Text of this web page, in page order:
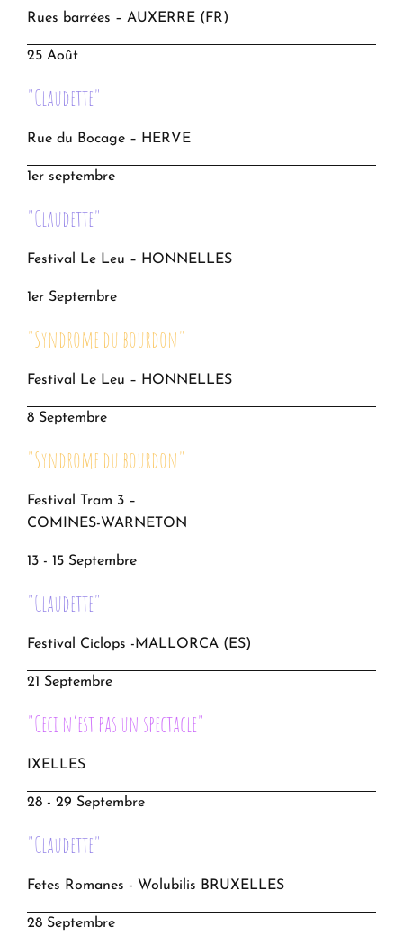
Rues barrées – AUXERRE (FR)
25 Août
"Claudette"
Rue du Bocage – HERVE
1er septembre
"Claudette"
Festival Le Leu – HONNELLES
1er Septembre
"Syndrome du bourdon"
Festival Le Leu – HONNELLES
8 Septembre
"Syndrome du bourdon"
Festival Tram 3 –
COMINES-WARNETON
13 - 15 Septembre
"Claudette"
Festival Ciclops -MALLORCA (ES)
21 Septembre
"Ceci n’est pas un spectacle"
IXELLES
28 - 29 Septembre
"Claudette"
Fetes Romanes - Wolubilis BRUXELLES
28 Septembre